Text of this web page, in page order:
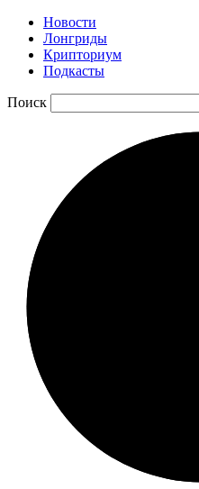
Новости
Лонгриды
Крипториум
Подкасты
Поиск